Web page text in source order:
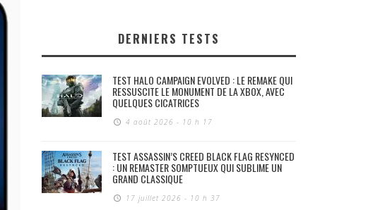
DERNIERS TESTS
TEST HALO CAMPAIGN EVOLVED : LE REMAKE QUI
RESSUSCITE LE MONUMENT DE LA XBOX, AVEC
QUELQUES CICATRICES
4 août 2026 - 10 h 17
TEST ASSASSIN’S CREED BLACK FLAG RESYNCED
: UN REMASTER SOMPTUEUX QUI SUBLIME UN
GRAND CLASSIQUE
17 juillet 2026 - 10 h 37